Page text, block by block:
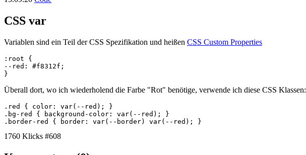
CSS var
Variablen sind ein Teil der CSS Spezifikation und heißen CSS Custom Properties
:root {
--red: #f8312f;
}
Überall dort, wo ich wiederholend die Farbe "Rot" benötige, verwende ich diese CSS Klassen:
.red { color: var(--red); }
.bg-red { background-color: var(--red); }
1760 Klicks #608